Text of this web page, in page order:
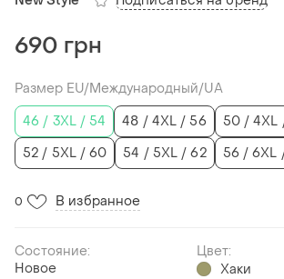
690 грн
Размер EU/Международный/UA
46 / 3XL / 54
48 / 4XL / 56
50 / 4XL
52 / 5XL / 60
54 / 5XL / 62 56 / 6XL
0 В избранное
Состояние:
Новое
Цвет:
Хаки